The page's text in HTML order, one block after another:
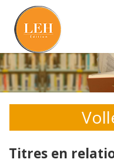
Titres en